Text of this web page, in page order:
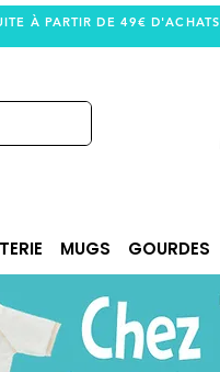
À PARTIR DE 49€ D'ACHATS
MUGS GOURDES